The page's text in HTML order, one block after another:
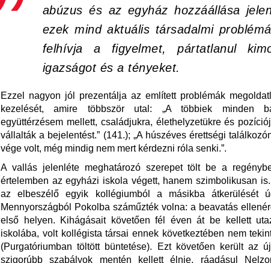
abúzus és az egyház hozzáállása
ezek mind aktuális társadalmi
felhívja a figyelmet, pártatlanul
igazságot és a tényeket.
Ezzel nagyon jól prezentálja az említett problémák
kezelését, amire többször utal: „A többiek minden
együttérzésem mellett, családjukra, élethelyzetükre és
vállalták a bejelentést.” (141.); „A húszéves érettségi
vége volt, még mindig nem mert kérdezni róla senki.”.
A vallás jelenléte meghatározó szerepet tölt be a
értelemben az egyházi iskola végett, hanem szimbolikusan
az elbeszélő egyik kollégiumból a másikba átkerülését
Mennyországból Pokolba száműzték volna: a beavatás
első helyen. Kihágásait követően fél éven át be kellett
iskolába, volt kollégista társai ennek következtében nem
(Purgatóriumban töltött büntetése). Ezt követően került az
szigorúbb szabályok mentén kellett élnie, ráadásul